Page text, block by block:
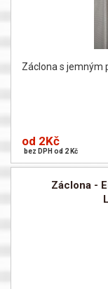
Záclona s jemným
od 2Kč
bez DPH od 2 Kč
Záclona -